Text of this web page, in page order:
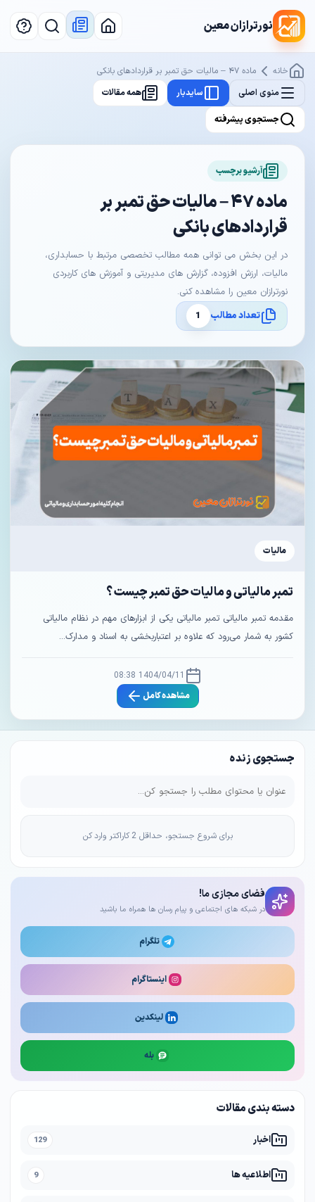
نورترازان معین
جستجوی زنده
برای شروع جستجو، حداقل 2 کاراکتر وارد کن
فضای مجازی ما!
در شبکه های اجتماعی و پیام رسان ها همراه ما باشید
تلگرام
اینستاگرام
لینکدین
بله
دسته بندی مقالات
اخبار 129
اطلاعیه ها 9
خانه
ماده ۴۷ – مالیات حق تمبر بر قراردادهای بانکی
منوی اصلی
سایدبار همه مقالات
جستجوی پیشرفته
آرشیو برچسب
ماده ۴۷ – مالیات حق تمبر بر
قراردادهای بانکی
در این بخش می توانی همه مطالب تخصصی مرتبط با حسابداری،
مالیات، ارزش افزوده، گزارش های مدیریتی و آموزش های کاربردی
نورترازان معین را مشاهده کنی.
تعداد مطالب
1
مالیات
تمبر مالیاتی و مالیات حق تمبر چیست ؟
مقدمه تمبر مالیاتی تمبر مالیاتی یکی از ابزارهای مهم در نظام مالیاتی
کشور به شمار می‌رود که علاوه بر اعتباربخشی به اسناد و مدارک...
1404/04/11 08:38
مشاهده کامل